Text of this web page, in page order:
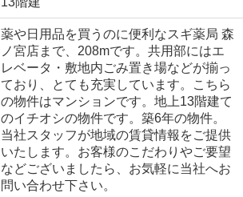
薬や日用品を買うのに便利なスギ薬局 森
ノ宮店まで、208mです。共用部にはエ
レベータ・敷地内ごみ置き場などが揃っ
ており、とても充実しています。こちら
の物件はマンションです。地上13階建て
のイチオシの物件です。築6年の物件。
当社スタッフが地域の賃貸情報をご提供
いたします。お客様のこだわりやご要望
などございましたら、お気軽に当社へお
問い合わせ下さい。